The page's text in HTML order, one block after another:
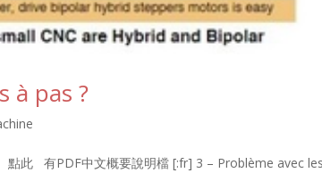
à pas ?
此 有PDF中文概要說明檔 [:fr] 3 – Problème avec